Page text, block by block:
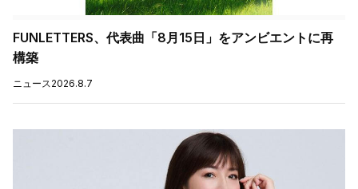
FUNLETTERS、代表曲「8月15日」をアンビエントに再
構築
ニュース 2026.8.7